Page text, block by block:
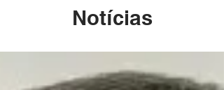
Notícias